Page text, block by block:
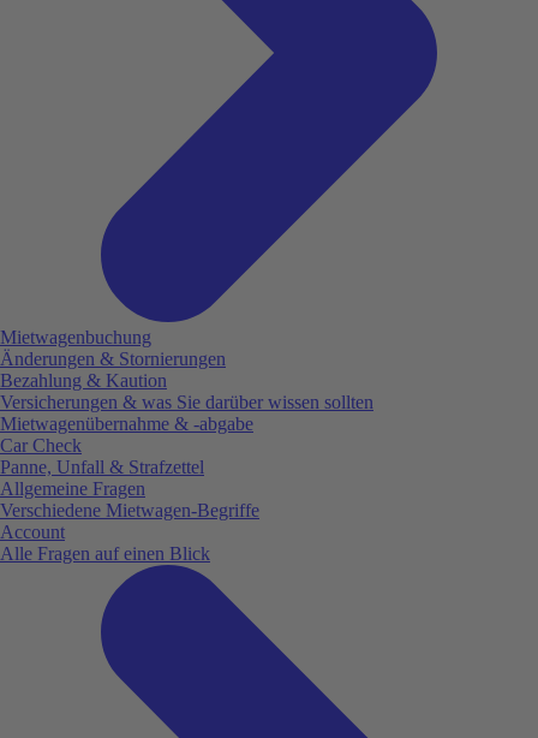
Mietwagenbuchung
Änderungen & Stornierungen
Bezahlung & Kaution
Versicherungen & was Sie darüber wissen sollten
Mietwagenübernahme & -abgabe
Car Check
Panne, Unfall & Strafzettel
Allgemeine Fragen
Verschiedene Mietwagen-Begriffe
Account
Alle Fragen auf einen Blick